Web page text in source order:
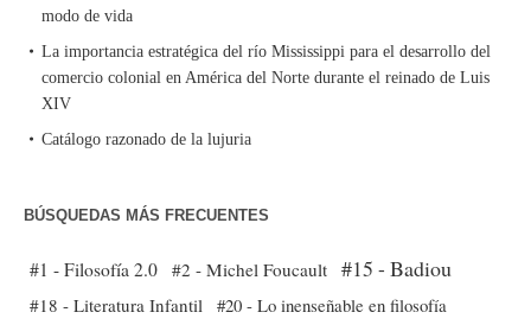
modo de vida
La importancia estratégica del río Mississippi para el desarrollo del
comercio colonial en América del Norte durante el reinado de Luis
XIV
Catálogo razonado de la lujuria
BÚSQUEDAS MÁS FRECUENTES
#1 - Filosofía 2.0 #2 - Michel Foucault #15 - Badiou
#18 - Literatura Infantil #20 - Lo inenseñable en filosofía